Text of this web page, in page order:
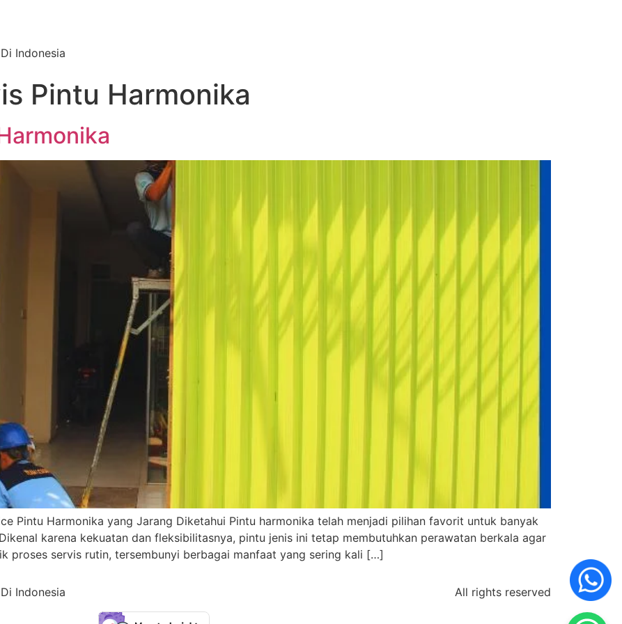
Indonesia
Pintu Harmonika
Pintu Harmonika yang Jarang Diketahui Pintu harmonika telah menjadi pilihan favorit untuk banyak
karena kekuatan dan fleksibilitasnya, pintu jenis ini tetap membutuhkan perawatan berkala agar
proses servis rutin, tersembunyi berbagai manfaat yang sering kali […]
Indonesia All rights reserved